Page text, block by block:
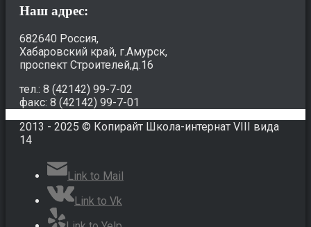
Наш адрес:
682640 Россия,
Хабаровский край, г.Амурск,
проспект Строителей,д.16
тел.: 8 (42142) 99-7-02
факс: 8 (42142) 99-7-01
2013 - 2025 © Копирайт Школа-интернат VIII вида
14
Link to Mail
Link to Vk